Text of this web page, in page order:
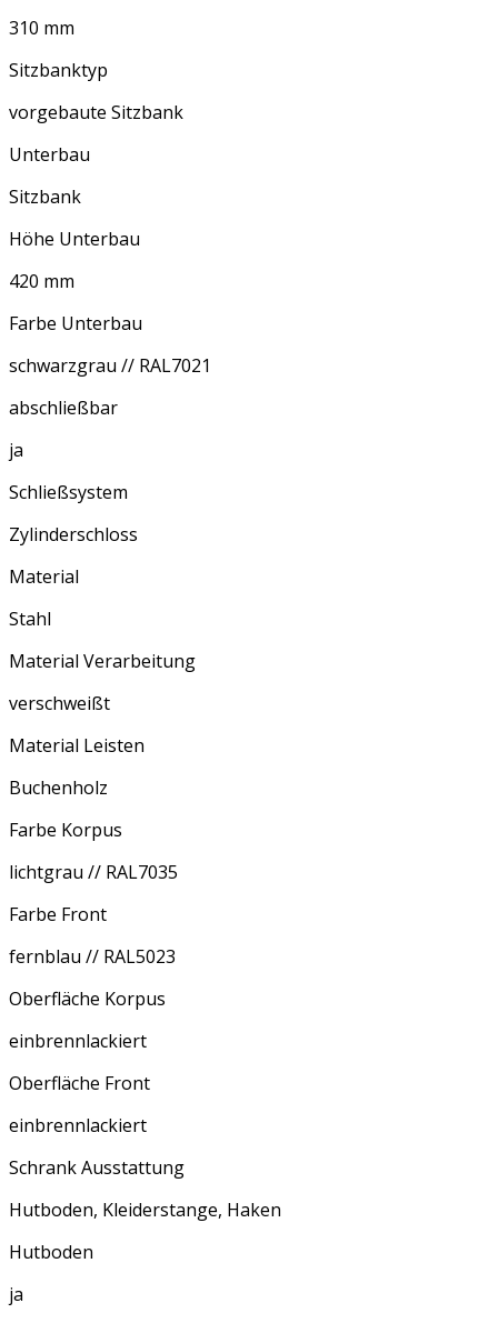
310 mm
Sitzbanktyp
vorgebaute Sitzbank
Unterbau
Sitzbank
Höhe Unterbau
420 mm
Farbe Unterbau
schwarzgrau // RAL7021
abschließbar
ja
Schließsystem
Zylinderschloss
Material
Stahl
Material Verarbeitung
verschweißt
Material Leisten
Buchenholz
Farbe Korpus
lichtgrau // RAL7035
Farbe Front
fernblau // RAL5023
Oberfläche Korpus
einbrennlackiert
Oberfläche Front
einbrennlackiert
Schrank Ausstattung
Hutboden, Kleiderstange, Haken
Hutboden
ja